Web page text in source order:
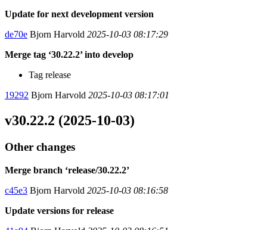
Update for next development version
de70e Bjorn Harvold 2025-10-03 08:17:29
Merge tag ‘30.22.2’ into develop
Tag release
19292 Bjorn Harvold 2025-10-03 08:17:01
v30.22.2 (2025-10-03)
Other changes
Merge branch ‘release/30.22.2’
c45e3 Bjorn Harvold 2025-10-03 08:16:58
Update versions for release